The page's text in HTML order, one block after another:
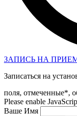
ЗАПИСЬ НА
Записаться на
поля, отмеченные*,
Please enable
Ваше Имя